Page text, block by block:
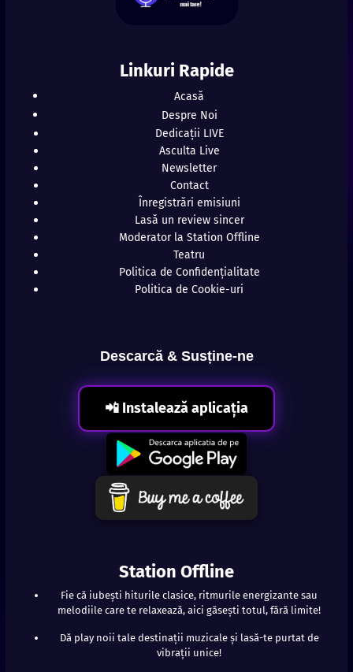
Linkuri Rapide
Acasă
Despre Noi
Dedicații LIVE
Asculta Live
Newsletter
Contact
Înregistrări emisiuni
Lasă un review sincer
Moderator la Station Offline
Teatru
Politica de Confidențialitate
Politica de Cookie-uri
Descarcă & Susține-ne
📲 Instalează aplicația
Station Offline
Fie că iubești hiturile clasice, ritmurile energizante sau
melodiile care te relaxează, aici găsești totul, fără limite!
Dă play noii tale destinații muzicale și lasă-te purtat de
vibrații unice!